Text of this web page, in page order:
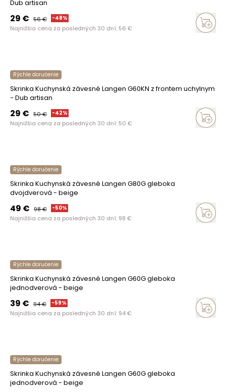
Dub artisan
29 € 56€ -48%
Najnižšia cena za posledných 30 dní: 56 €
Rýchle doručenie
Skrinka Kuchynská závesné Langen G60KN z frontem uchylnym
- Dub artisan
29 € 50€ -42%
Najnižšia cena za posledných 30 dní: 50 €
Rýchle doručenie
Skrinka Kuchynská závesné Langen G80G gleboka
dvojdverová - beige
49 € 98€ -50%
Najnižšia cena za posledných 30 dní: 98 €
Rýchle doručenie
Skrinka Kuchynská závesné Langen G60G gleboka
jednodverová - beige
39 € 94€ -59%
Najnižšia cena za posledných 30 dní: 94€
Rýchle doručenie
Skrinka Kuchynská závesné Langen G60G gleboka
jednodverová - beige